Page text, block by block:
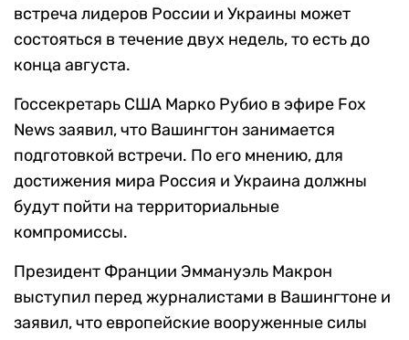
встреча лидеров России и Украины может
состояться в течение двух недель, то есть до
конца августа.
Госсекретарь США Марко Рубио в эфире Fox
News заявил, что Вашингтон занимается
подготовкой встречи. По его мнению, для
достижения мира Россия и Украина должны
будут пойти на территориальные
компромиссы.
Президент Франции Эммануэль Макрон
выступил перед журналистами в Вашингтоне и
заявил, что европейские вооруженные силы